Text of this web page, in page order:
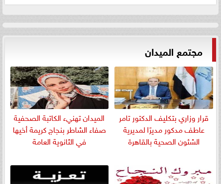
مجتمع الميدان
قرار وزاري بتكليف الدكتور تامر
عاطف مدكور مديرًا لمديرية
الشئون الصحية بالقاهرة
الميدان تهنيء الكاتبة الصحفية
صفاء الشاطر بنجاج كريمة أخيها
في الثانوية العامة